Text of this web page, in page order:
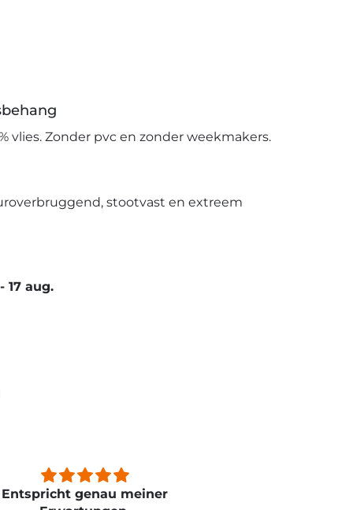
vlies. Zonder pvc en zonder weekmakers.
stootvast en extreem
- 17 aug.
Nice quality easy to apply!